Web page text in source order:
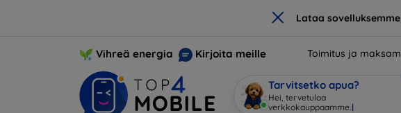
× Lataa sovelluksemme
Vihreä energia Kirjoita meille Toimitus ja
Tarvitsetko apua?
Hei, tervetuloa
verkkokauppaamme. |